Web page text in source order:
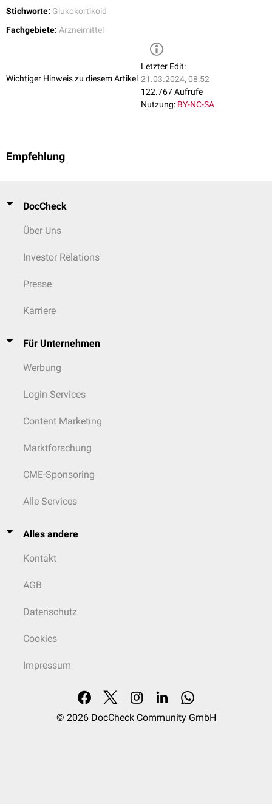
Stichworte: Glukokortikoid
Fachgebiete: Arzneimittel
Wichtiger Hinweis zu diesem Artikel
Letzter Edit:
21.03.2024, 08:52
122.767 Aufrufe
Nutzung: BY-NC-SA
Empfehlung
DocCheck
Über Uns
Investor Relations
Presse
Karriere
Für Unternehmen
Werbung
Login Services
Content Marketing
Marktforschung
CME-Sponsoring
Alle Services
Alles andere
Kontakt
AGB
Datenschutz
Cookies
Impressum
© 2026 DocCheck Community GmbH